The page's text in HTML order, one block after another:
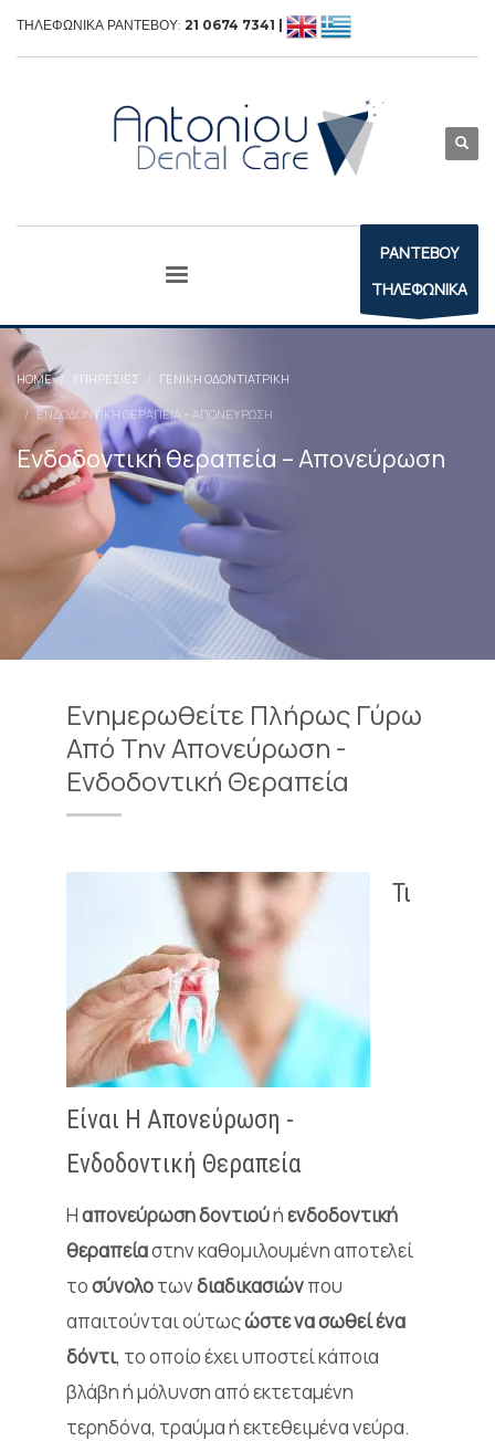
ΤΗΛΕΦΩΝΙΚΑ ΡΑΝΤΕΒΟΥ: 21 0674 7341 |
ΡΑΝΤΕΒΟΥ
ΤΗΛΕΦΩΝΙΚΑ
HOME ΥΠΗΡΕΣΊΕΣ ΓΕΝΙΚΉ ΟΔΟΝΤΙΑΤΡΙΚΉ
ΕΝΔΟΔΟΝΤΙΚΉ ΘΕΡΑΠΕΊΑ – ΑΠΟΝΕΎΡΩΣΗ
Ενδοδοντική θεραπεία – Απονεύρωση
Ενημερωθείτε Πλήρως Γύρω
Από Την Απονεύρωση -
Ενδοδοντική Θεραπεία
Τι
Είναι Η Απονεύρωση -
Ενδοδοντική Θεραπεία
Ηαπονεύρωση δοντιούήενδοδοντική
θεραπείαστην καθομιλουμένη αποτελεί
τοσύνολοτωνδιαδικασιώνπου
απαιτούνται ούτωςώστε να σωθεί ένα
δόντι, το οποίο έχει υποστεί κάποια
βλάβη ή μόλυνση από εκτεταμένη
τερηδόνα, τραύμα ή εκτεθειμένα νεύρα.